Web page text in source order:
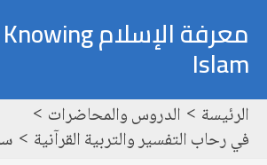
إلى
المحتوى
معرفة الإسلام Knowing
Islam
الرئيسة
الدروس والمحاضرات
في رحاب التفسير والتربية القرآنية